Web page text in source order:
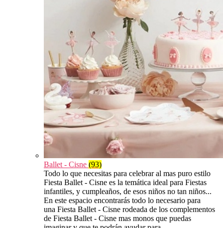
Ballet - Cisne (93)
Todo lo que necesitas para celebrar al mas puro estilo
Fiesta Ballet - Cisne es la temática ideal para Fiestas
infantiles, y cumpleaños, de esos niños no tan niños...
En este espacio encontrarás todo lo necesario para
una Fiesta Ballet - Cisne rodeada de los complementos
de Fiesta Ballet - Cisne mas monos que puedas